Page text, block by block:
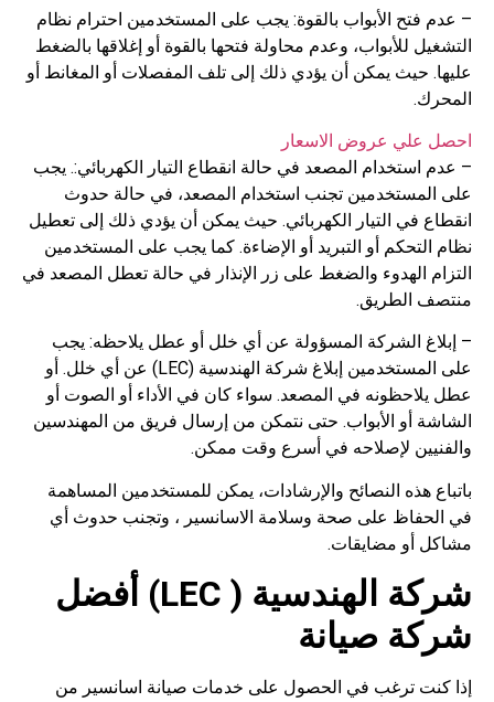
– عدم فتح الأبواب بالقوة: يجب على المستخدمين احترام نظام
التشغيل للأبواب، وعدم محاولة فتحها بالقوة أو إغلاقها بالضغط
عليها. حيث يمكن أن يؤدي ذلك إلى تلف المفصلات أو المغانط أو
المحرك.
احصل علي عروض الاسعار
– عدم استخدام المصعد في حالة انقطاع التيار الكهربائي:. يجب
على المستخدمين تجنب استخدام المصعد، في حالة حدوث
انقطاع في التيار الكهربائي. حيث يمكن أن يؤدي ذلك إلى تعطيل
نظام التحكم أو التبريد أو الإضاءة. كما يجب على المستخدمين
التزام الهدوء والضغط على زر الإنذار في حالة تعطل المصعد في
منتصف الطريق.
– إبلاغ الشركة المسؤولة عن أي خلل أو عطل يلاحظه: يجب
على المستخدمين إبلاغ شركة الهندسية (LEC) عن أي خلل. أو
عطل يلاحظونه في المصعد. سواء كان في الأداء أو الصوت أو
الشاشة أو الأبواب. حتى نتمكن من إرسال فريق من المهندسين
والفنيين لإصلاحه في أسرع وقت ممكن.
باتباع هذه النصائح والإرشادات، يمكن للمستخدمين المساهمة
في الحفاظ على صحة وسلامة الاسانسير ، وتجنب حدوث أي
مشاكل أو مضايقات.
شركة الهندسية ( LEC) أفضل
شركة صيانة
إذا كنت ترغب في الحصول على خدمات صيانة اسانسير من